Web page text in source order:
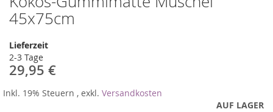
45x75cm
Lieferzeit
2-3 Tage
29,95 €
Inkl. 19% Steuern , exkl. Versandkosten
AUF LAGER
Anfang
der
springen